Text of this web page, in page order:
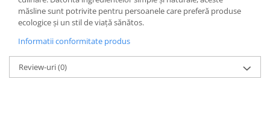
măsline sunt potrivite pentru persoanele care preferă produse
ecologice și un stil de viață sănătos.
Informatii conformitate produs
Review-uri(0)